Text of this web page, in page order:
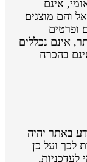
אינם
והם מוצגים
אינם נכללים
בהכרח
יהיה
ועל כן